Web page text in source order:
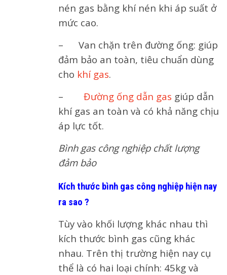
nén gas bằng khí nén khi áp suất ở
mức cao.
– Van chặn trên đường ống: giúp
đảm bảo an toàn, tiêu chuẩn dùng
cho khí gas.
– Đường ống dẫn gas giúp dẫn
khí gas an toàn và có khả năng chịu
áp lực tốt.
Bình gas công nghiệp chất lượng
đảm bảo
Kích thước bình gas công nghiệp hiện nay
ra sao ?
Tùy vào khối lượng khác nhau thì
kích thước bình gas cũng khác
nhau. Trên thị trường hiện nay cụ
thể là có hai loại chính: 45kg và